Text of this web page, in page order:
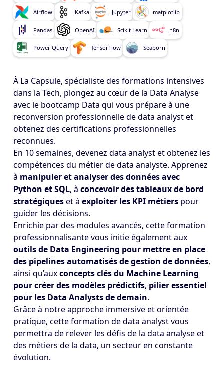
Airflow Kafka Jupyter matplotlib
Pandas OpenAI Scikit Learn n8n
Power Query TensorFlow Seaborn
À La Capsule, spécialiste des formations intensives
dans la Tech, plongez au cœur de la Data Analyse
avec le bootcamp Data qui vous prépare à une
reconversion professionnelle de data analyst et
obtenez des certifications professionnelles
reconnues.
En 10 semaines, devenez data analyst et obtenez les
compétences du métier de data analyste. Apprenez
à manipuler et analyser des données avec
Python et SQL, à concevoir des tableaux de bord
stratégiqueset à exploiter les KPI métierspour
guider les décisions.
Enrichie par des modules avancés, cette formation
professionnalisante vous initie également aux
outils de Data Engineering pour mettre en place
des pipelines automatisés de gestion de données,
ainsi qu’auxconcepts clés du Machine Learning
pour créer des modèles prédictifs, pilier essentiel
pour les Data Analysts de demain.
Grâce à notre approche immersive et orientée
pratique, cette formation de data analyst vous
permettra de relever les défis de la data analyse et
des métiers de la data, un secteur en constante
évolution.